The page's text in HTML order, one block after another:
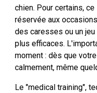
chien. Pour certains,
réservée aux
des caresses ou un
plus efficaces.
moment : dès que
calmement, même
Le "medical training",